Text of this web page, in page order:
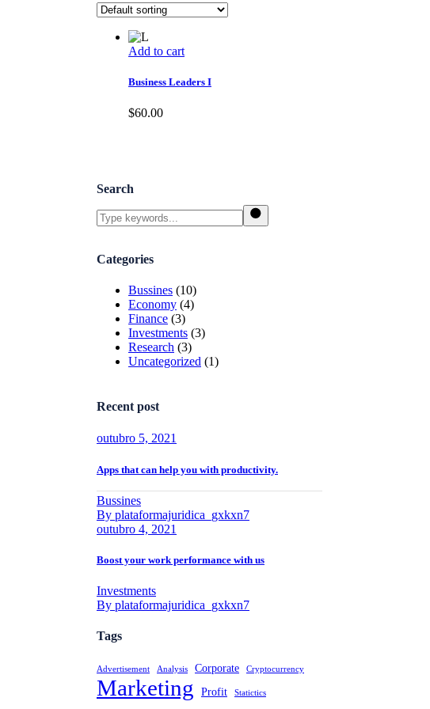
Add to cart
Business Leaders I
$60.00
Search
Categories
Bussines (10)
Economy (4)
Finance (3)
Investments (3)
Research (3)
Uncategorized (1)
Recent post
outubro 5, 2021
Apps that can help you with productivity.
Bussines
By plataformajuridica_gxkxn7
outubro 4, 2021
Boost your work performance with us
Investments
By plataformajuridica_gxkxn7
Tags
Advertisement Analysis Corporate Cryptocurrency
Marketing Profit Statictics